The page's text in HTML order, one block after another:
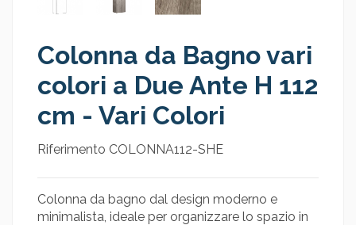
Colonna da Bagno vari
colori a Due Ante H 112
cm - Vari Colori
Riferimento COLONNA112-SHE
Colonna da bagno dal design moderno e
minimalista, ideale per organizzare lo spazio in